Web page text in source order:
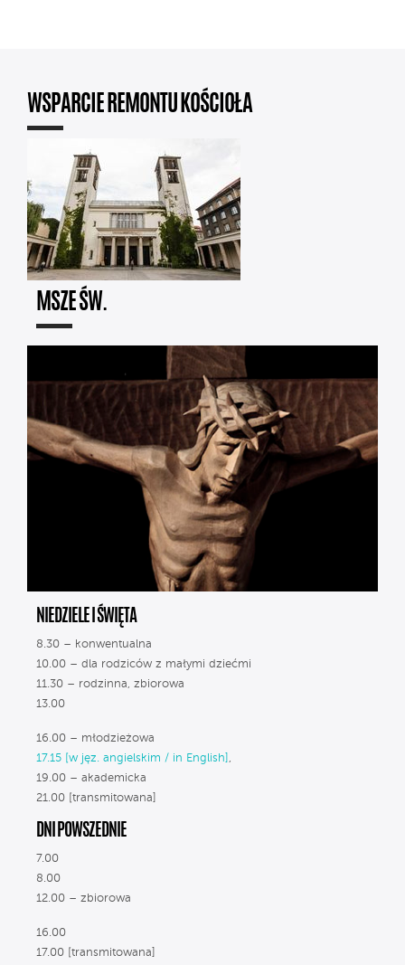
WSPARCIE REMONTU KOŚCIOŁA
MSZE ŚW.
NIEDZIELE I ŚWIĘTA
8.30 – konwentualna
10.00 – dla rodziców z małymi dziećmi
11.30 – rodzinna, zbiorowa
13.00
16.00 – młodzieżowa
17.15 [w jęz. angielskim / in English] ,
19.00 – akademicka
21.00 [transmitowana]
DNI POWSZEDNIE
7.00
8.00
12.00 – zbiorowa
16.00
17.00 [transmitowana]